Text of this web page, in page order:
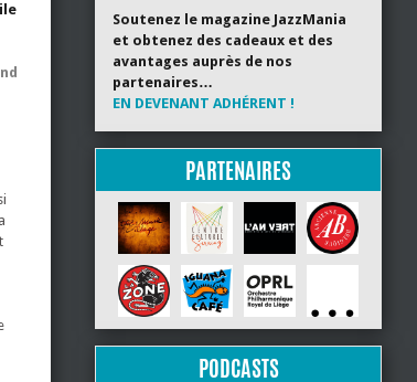
Soutenez le magazine JazzMania
et obtenez des cadeaux et des
avantages auprès de nos
partenaires…
EN DEVENANT ADHÉRENT !
PARTENAIRES
PODCASTS